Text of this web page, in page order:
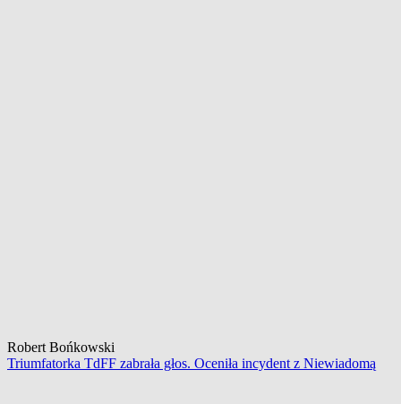
Robert Bońkowski
Triumfatorka TdFF zabrała głos. Oceniła incydent z Niewiadomą